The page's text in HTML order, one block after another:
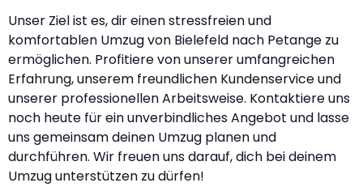
Unser Ziel ist es, dir einen stressfreien und
komfortablen Umzug von Bielefeld nach Petange zu
ermöglichen. Profitiere von unserer umfangreichen
Erfahrung, unserem freundlichen Kundenservice und
unserer professionellen Arbeitsweise. Kontaktiere uns
noch heute für ein unverbindliches Angebot und lasse
uns gemeinsam deinen Umzug planen und
durchführen. Wir freuen uns darauf, dich bei deinem
Umzug unterstützen zu dürfen!